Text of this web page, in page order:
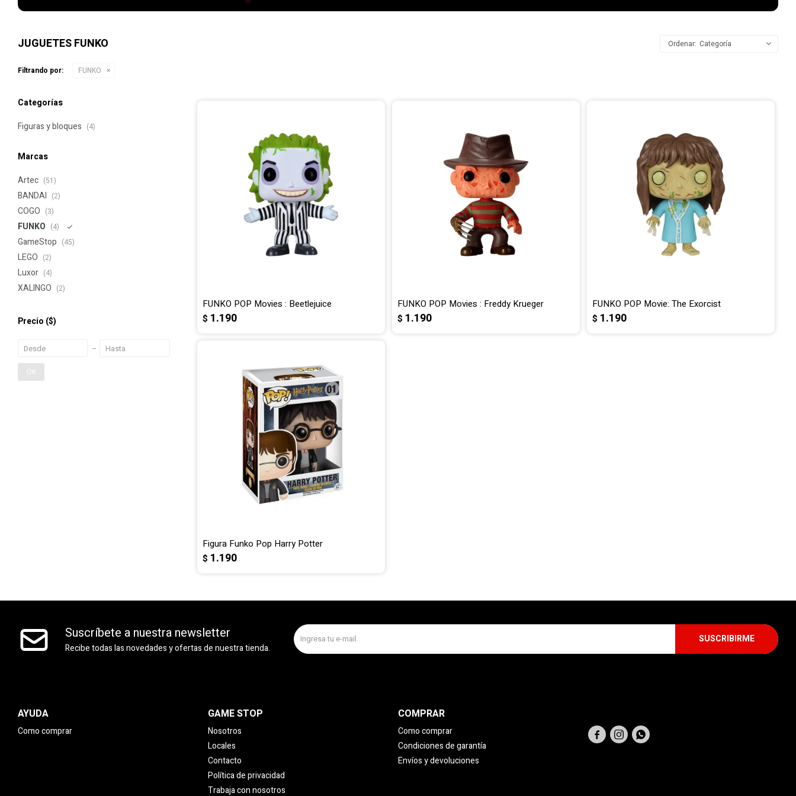
JUGUETES FUNKO Categoría
Filtrando por: FUNKO
FUNKO POP Movies : Beetlejuice
$ 1.190
FUNKO POP Movies : Freddy Krueger
$ 1.190
FUNKO POP Movie: The Exorcist
$ 1.190
Figura Funko Pop Harry Potter
$ 1.190
Categorías
Figuras y bloques (4)
Marcas
Artec (51)
BANDAI (2)
COGO (3)
FUNKO (4)
GameStop (45)
LEGO (2)
Luxor (4)
XALINGO (2)
Precio ($)
OK
Suscríbete a nuestra newsletter
Recibe todas las novedades y ofertas de nuestra tienda.
SUSCRIBIRME
AYUDA
Como comprar
GAME STOP
Nosotros
Locales
Contacto
Política de privacidad
Trabaja con nosotros
COMPRAR
Como comprar
Condiciones de garantía
Envíos y devoluciones
  